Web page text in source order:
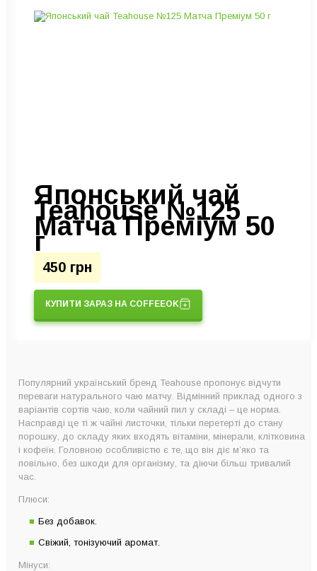
Японський чай
Teahouse №125
Матча Преміум 50
г
450 грн
КУПИТИ ЗАРАЗ НА COFFEEOK
Популярний український бренд Teahouse пропонує відчути
переваги натурального чаю матчу. Відмінний приклад одного з
варіантів сортів чаю, коли чайний пил у складі – це норма.
Насправді це ті ж чайні листочки, тільки перетерті до стану
порошку, до складу яких входять вітаміни, мінерали, клітковина
і кофеїн. Головною особливістю є те, що він діє м’яко та
повільно, без шкоди для організму, та діючи більш тривалий
час.
Плюси:
Без добавок.
Свіжий, тонізуючий аромат.
Мінуси: